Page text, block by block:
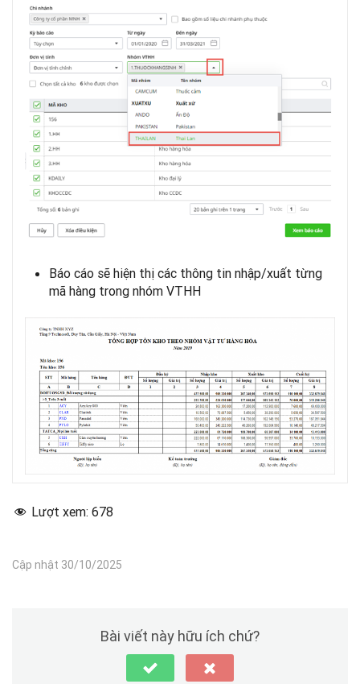
Báo cáo sẽ hiện thị các thông tin nhập/xuất từng
mã hàng trong nhóm VTHH
Lượt xem: 678
Cập nhật 30/10/2025
Bài viết này hữu ích chứ?